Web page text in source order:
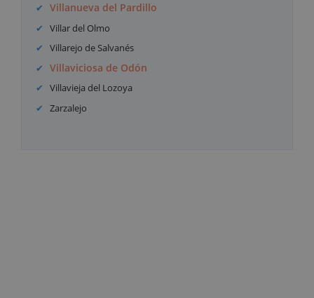
Villanueva del Pardillo
Villar del Olmo
Villarejo de Salvanés
Villaviciosa de Odón
Villavieja del Lozoya
Zarzalejo